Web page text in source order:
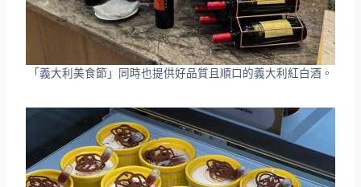
「義大利美食節」同時也提供好品質且順口的義大利紅白酒。